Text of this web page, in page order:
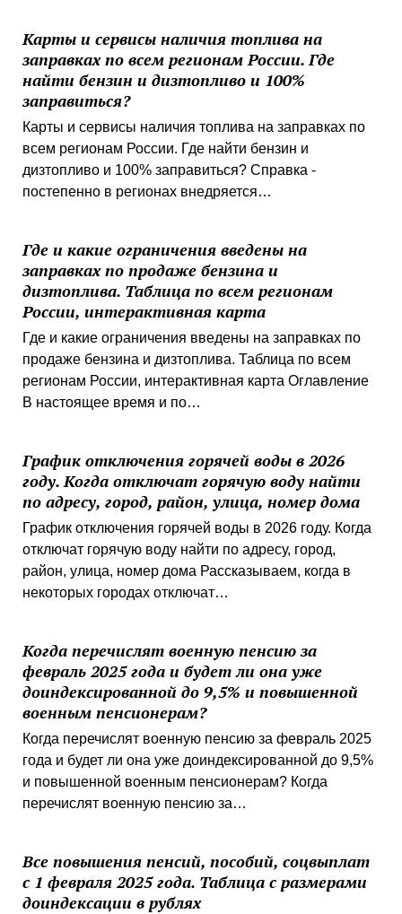
Карты и сервисы наличия топлива на
заправках по всем регионам России. Где
найти бензин и дизтопливо и 100%
заправиться?
Карты и сервисы наличия топлива на заправках по
всем регионам России. Где найти бензин и
дизтопливо и 100% заправиться? Справка -
постепенно в регионах внедряется…
Где и какие ограничения введены на
заправках по продаже бензина и
дизтоплива. Таблица по всем регионам
России, интерактивная карта
Где и какие ограничения введены на заправках по
продаже бензина и дизтоплива. Таблица по всем
регионам России, интерактивная карта Оглавление
В настоящее время и по…
График отключения горячей воды в 2026
году. Когда отключат горячую воду найти
по адресу, город, район, улица, номер дома
График отключения горячей воды в 2026 году. Когда
отключат горячую воду найти по адресу, город,
район, улица, номер дома Рассказываем, когда в
некоторых городах отключат…
Когда перечислят военную пенсию за
февраль 2025 года и будет ли она уже
доиндексированной до 9,5% и повышенной
военным пенсионерам?
Когда перечислят военную пенсию за февраль 2025
года и будет ли она уже доиндексированной до 9,5%
и повышенной военным пенсионерам? Когда
перечислят военную пенсию за…
Все повышения пенсий, пособий, соцвыплат
с 1 февраля 2025 года. Таблица с размерами
доиндексации в рублях